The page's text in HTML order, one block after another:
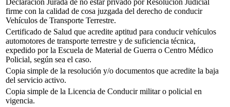
Declaración Jurada de no estar privado por Resolución Judicial
firme con la calidad de cosa juzgada del derecho de conducir
Vehículos de Transporte Terrestre.
Certificado de Salud que acredite aptitud para conducir vehículos
automotores de transporte terrestre y de suficiencia técnica,
expedido por la Escuela de Material de Guerra o Centro Médico
Policial, según sea el caso.
Copia simple de la resolución y/o documentos que acredite la baja
del servicio activo.
Copia simple de la Licencia de Conducir militar o policial en
vigencia.